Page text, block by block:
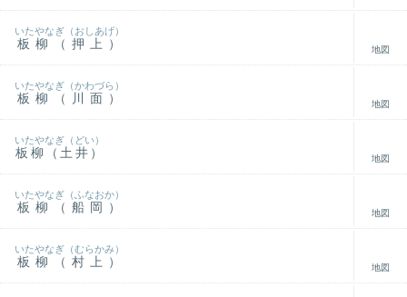
板柳（押上）
いたやなぎ（おしあげ）
地図
板柳（川面）
いたやなぎ（かわづら）
地図
板柳（土井）
いたやなぎ（どい）
地図
板柳（船岡）
いたやなぎ（ふなおか）
地図
板柳（村上）
いたやなぎ（むらかみ）
地図